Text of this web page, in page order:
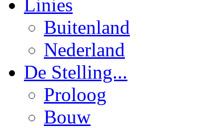
Linies
Buitenland
Nederland
De Stelling...
Proloog
Bouw